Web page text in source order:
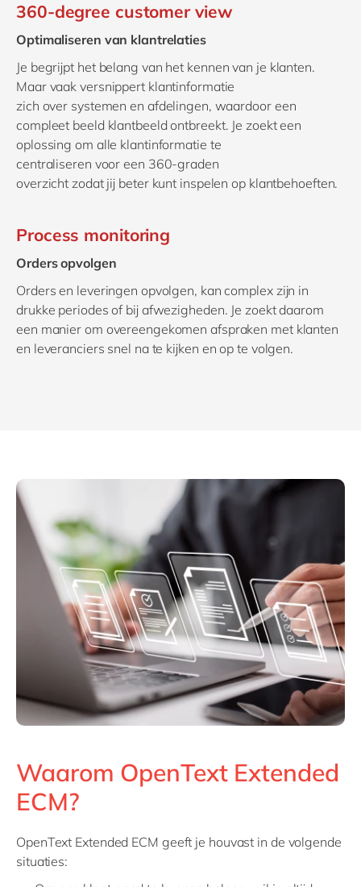
360-degree customer view
Optimaliseren van klantrelaties
Je begrijpt het belang van het kennen van je klanten.
Maar vaakversnippertklantinformatie
zich over systemen en afdelingen, waardoor een
compleet beeld klantbeeldontbreekt. Je zoekteen
oplossing om alle klantinformatie te
centraliseren voor een 360-graden
overzichtzodatjij beter kunt inspelen op klantbehoeften.
Process monitoring
Orders opvolgen
Orders en leveringen opvolgen, kan complex zijn in
drukke periodes of bij afwezigheden. Je zoekt daarom
een manier om overeengekomen afspraken met klanten
en leveranciers snel na te kijken en op te volgen.
Waarom OpenText Extended
ECM?
OpenText Extended ECM geeft je houvast in de volgende
situaties: